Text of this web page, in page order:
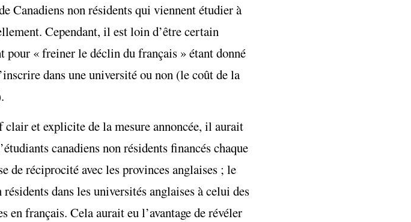
Canadiens non résidents qui viennent étudier à
Cependant, il est loin d’être certain
pour « freiner le déclin du français » étant donné
dans une université ou non (le coût de la
et explicite de la mesure annoncée, il aurait
canadiens non résidents financés chaque
de réciprocité avec les provinces anglaises ; le
dans les universités anglaises à celui des
en français. Cela aurait eu l’avantage de révéler